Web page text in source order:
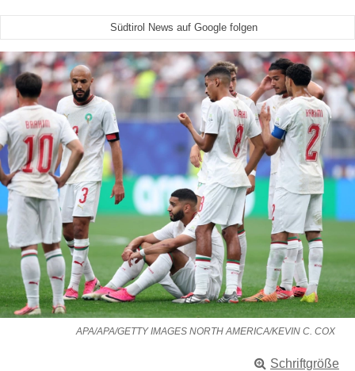
Südtirol News auf Google folgen
APA/APA/GETTY IMAGES NORTH AMERICA/KEVIN C. COX
Schriftgröße